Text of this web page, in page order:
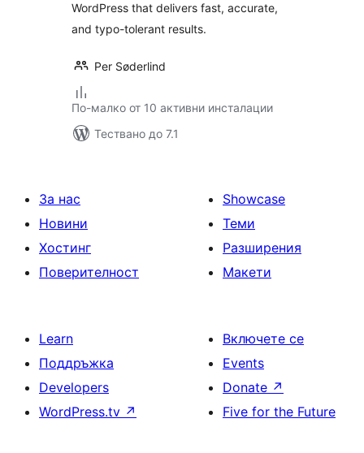
WordPress that delivers fast, accurate,
and typo-tolerant results.
Per Søderlind
По-малко от 10 активни инсталации
Тествано до 7.1
За нас
Новини
Хостинг
Поверителност
Showcase
Теми
Разширения
Макети
Learn
Поддръжка
Developers
WordPress.tv ↗
Включете се
Events
Donate ↗
Five for the Future